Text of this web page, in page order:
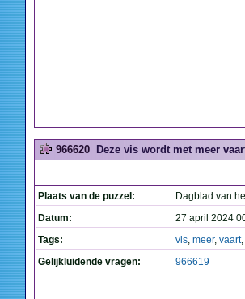
966620 Deze vis wordt met meer
Plaats van de puzzel:
Dagblad van
Datum:
27 april 2024
Tags:
vis, meer, vaart,
Gelijkluidende vragen:
966619